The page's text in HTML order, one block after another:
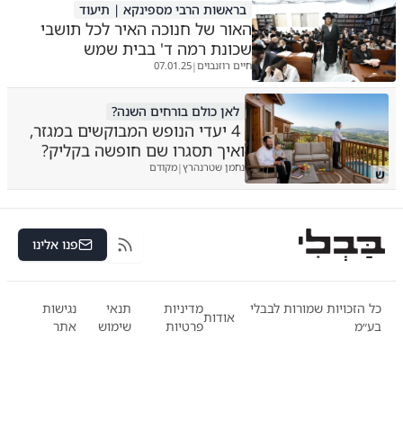
בראשות הרבי מספינקא | תיעוד
האור של חנוכה האיר לכל תושבי
שכונת רמה ד' בבית שמש
חיים רוזנבוים|
07.01.25
ש
לאן כולם בורחים השנה?
4 יעדי הנופש המבוקשים במגזר,
ואיך תסגרו שם חופשה בקליק?
נחמן שטרנהרץ|מקודם
RSS פנו אלינו
כל הזכויות שמורות לבבלי
בע״מ
אודות
מדיניות
פרטיות
תנאי
שימוש
נגישות
אתר